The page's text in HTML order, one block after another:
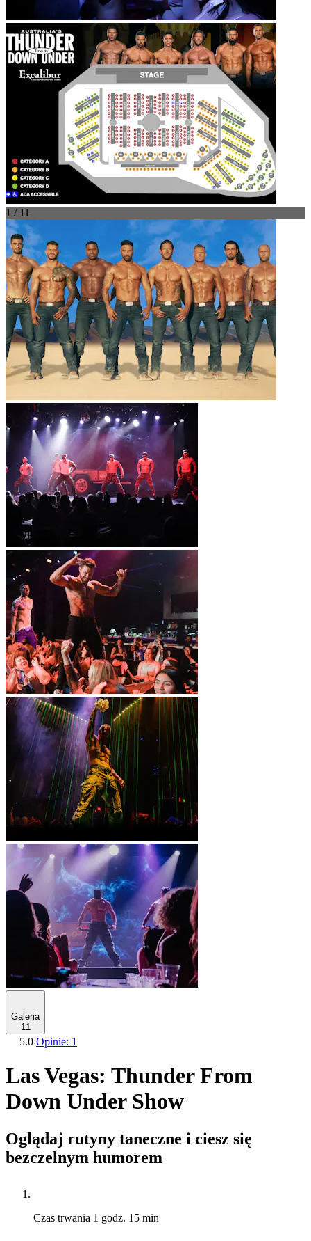
1 / 11
Galeria
11
5.0 Opinie: 1
Las Vegas: Thunder From
Down Under Show
Oglądaj rutyny taneczne i ciesz się
bezczelnym humorem
Czas trwania 1 godz. 15 min